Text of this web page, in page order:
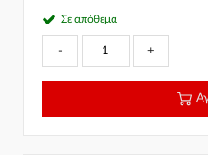
Σε απόθεμα
- +